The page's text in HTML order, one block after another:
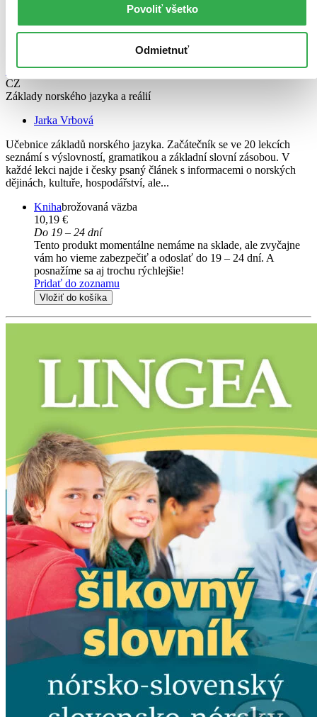
Povoliť všetko
Odmietnuť
Norský svět
CZ
Základy norského jazyka a reálií
Jarka Vrbová
Učebnice základů norského jazyka. Začátečník se ve 20 lekcích
seznámí s výslovností, gramatikou a základní slovní zásobou. V
každé lekci najde i česky psaný článek s informacemi o norských
dějinách, kultuře, hospodářství, ale...
Knihabrožovaná väzba
10,19 €
Do 19 – 24 dní
Tento produkt momentálne nemáme na sklade, ale zvyčajne
vám ho vieme zabezpečiť a odoslať do 19 – 24 dní. A
posnažíme sa aj trochu rýchlejšie!
Pridať do zoznamu
Vložiť do košíka